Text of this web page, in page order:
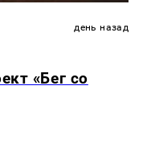
день назад
«Бег со